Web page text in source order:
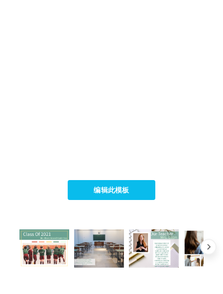
编辑此模板